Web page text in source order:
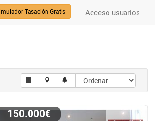
Acceso usuarios
Tasación Gratis
150.000€